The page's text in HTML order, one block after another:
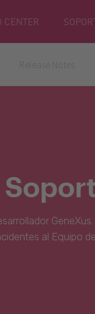
CENTER
al Equipo